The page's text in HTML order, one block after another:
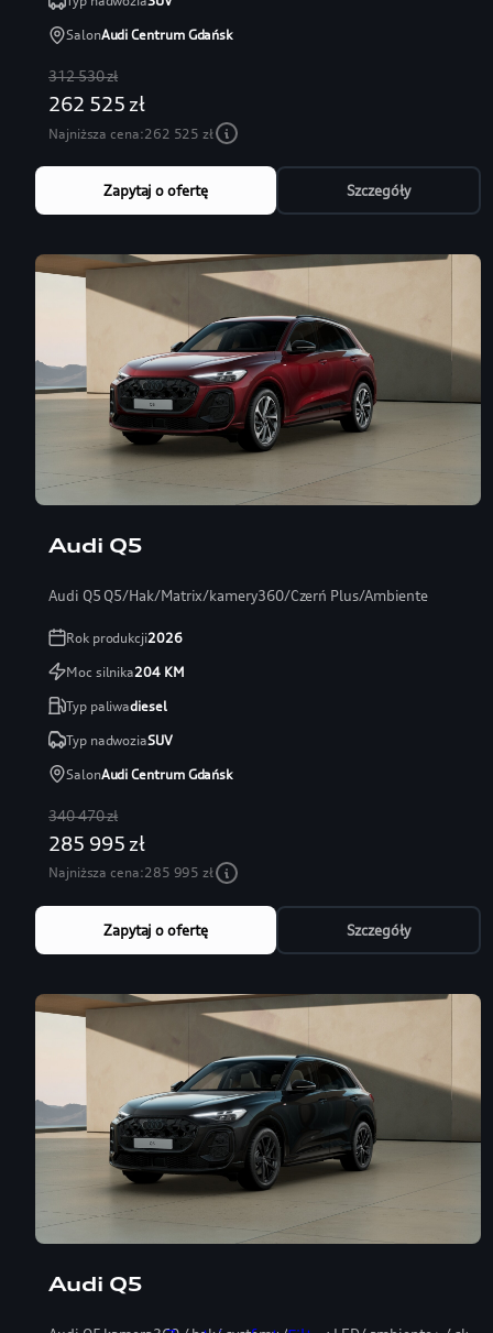
SalonAudi Centrum Gdańsk
312 530 zł
262 525 zł
Najniższa cena:262 525 zł
Zapytaj o ofertę Szczegóły
Audi Q5
Audi Q5 Q5/Hak/Matrix/kamery360/Czerń Plus/Ambiente
Rok produkcji2026
Moc silnika204KM
Typ paliwadiesel
Typ nadwoziaSUV
SalonAudi Centrum Gdańsk
340 470 zł
285 995 zł
Najniższa cena:285 995 zł
Zapytaj o ofertę Szczegóły
Audi Q5